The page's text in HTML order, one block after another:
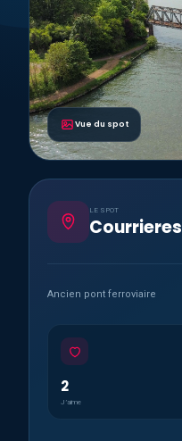
Vue du spot
LE SPOT
Courrieres
Ancien pont ferroviaire
2
J’aime